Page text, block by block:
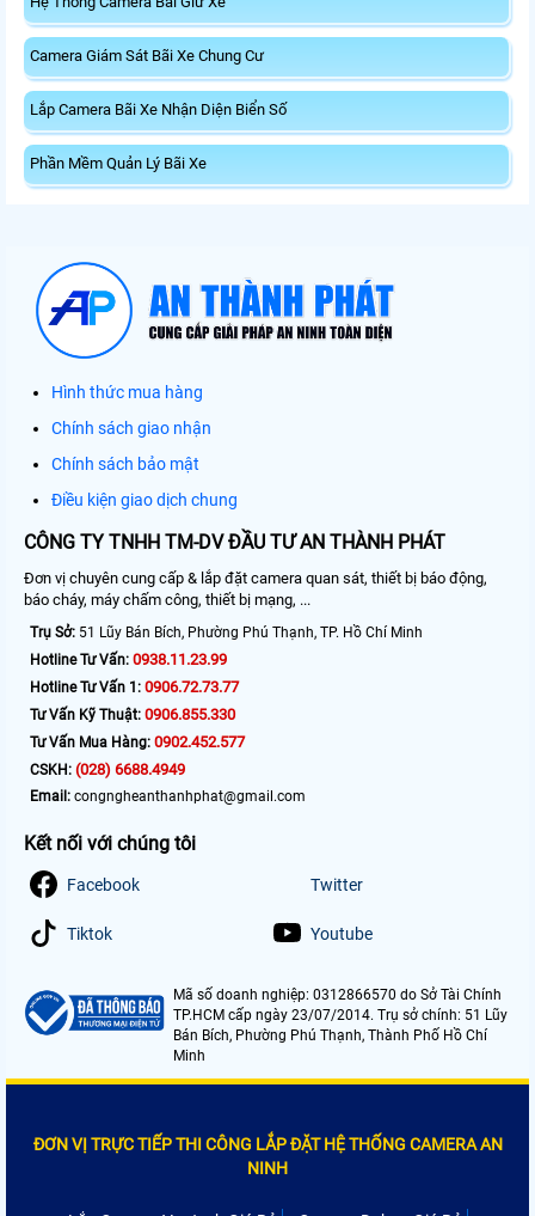
Camera Giám Sát Bãi Xe Chung Cư
Lắp Camera Bãi Xe Nhận Diện Biển Số
Phần Mềm Quản Lý Bãi Xe
Hình thức mua hàng
Chính sách giao nhận
Chính sách bảo mật
Điều kiện giao dịch chung
CÔNG TY TNHH TM-DV ĐẦU TƯ AN THÀNH PHÁT
Đơn vị chuyên cung cấp & lắp đặt camera quan sát, thiết bị báo động,
báo cháy, máy chấm công, thiết bị mạng, ...
Trụ Sở: 51 Lũy Bán Bích, Phường Phú Thạnh, TP. Hồ Chí Minh
Hotline Tư Vấn: 0938.11.23.99
Hotline Tư Vấn 1: 0906.72.73.77
Tư Vấn Kỹ Thuật: 0906.855.330
Tư Vấn Mua Hàng: 0902.452.577
CSKH: (028) 6688.4949
Email: congngheanthanhphat@gmail.com
Kết nối với chúng tôi
Facebook Twitter
Tiktok Youtube
Mã số doanh nghiệp: 0312866570 do Sở Tài Chính
TP.HCM cấp ngày 23/07/2014. Trụ sở chính: 51 Lũy
Bán Bích, Phường Phú Thạnh, Thành Phố Hồ Chí
Minh
ĐƠN VỊ TRỰC TIẾP THI CÔNG LẮP ĐẶT HỆ THỐNG CAMERA AN
NINH